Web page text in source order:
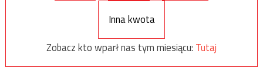
Inna kwota
Zobacz kto wparł nas tym miesiącu: Tutaj